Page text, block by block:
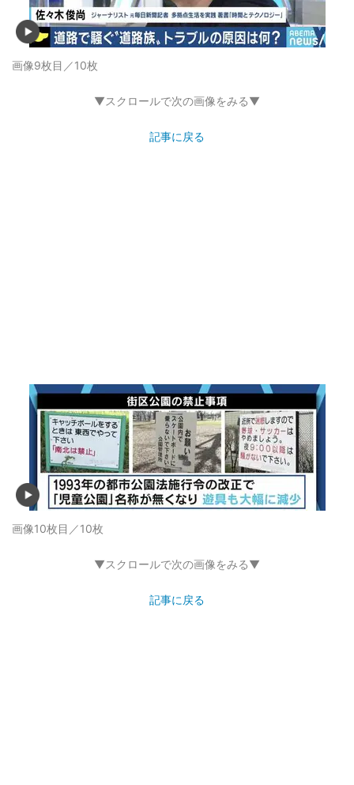
画像9枚目／10枚
▼スクロールで次の画像をみる▼
記事に戻る
画像10枚目／10枚
▼スクロールで次の画像をみる▼
記事に戻る